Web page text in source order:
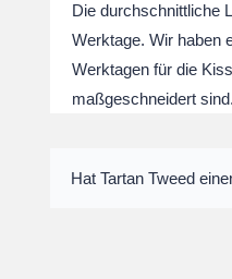
Die durchschnittliche
Werktage. Wir haben
Werktagen für die
maßgeschneidert sind.
Hat Tartan Tweed